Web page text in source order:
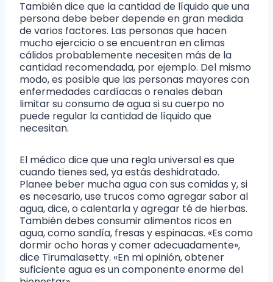
También dice que la cantidad de líquido que una
persona debe beber depende en gran medida
de varios factores. Las personas que hacen
mucho ejercicio o se encuentran en climas
cálidos probablemente necesiten más de la
cantidad recomendada, por ejemplo. Del mismo
modo, es posible que las personas mayores con
enfermedades cardíacas o renales deban
limitar su consumo de agua si su cuerpo no
puede regular la cantidad de líquido que
necesitan.
El médico dice que una regla universal es que
cuando tienes sed, ya estás deshidratado.
Planee beber mucha agua con sus comidas y, si
es necesario, use trucos como agregar sabor al
agua, dice, o calentarla y agregar té de hierbas.
También debes consumir alimentos ricos en
agua, como sandía, fresas y espinacas. «Es como
dormir ocho horas y comer adecuadamente»,
dice Tirumalasetty. «En mi opinión, obtener
suficiente agua es un componente enorme del